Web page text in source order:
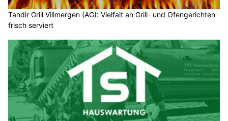
Tandir Grill Villmergen (AG): Vielfalt an Grill- und Ofengerichten
frisch serviert